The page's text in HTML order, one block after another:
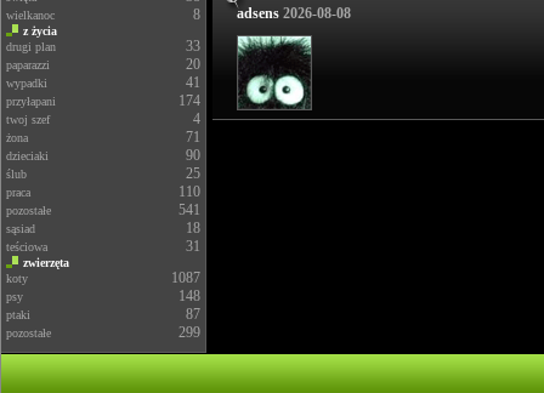
wielkanoc 8
z życia
drugi plan
33
paparazzi 20
wypadki 41
przyłapani 174
twoj szef 4
żona 71
dzieciaki 90
ślub 25
praca 110
pozostałe 541
sąsiad 18
teściowa 31
zwierzęta
koty
1087
psy 148
ptaki 87
pozostałe 299
adsens 2026-08-08